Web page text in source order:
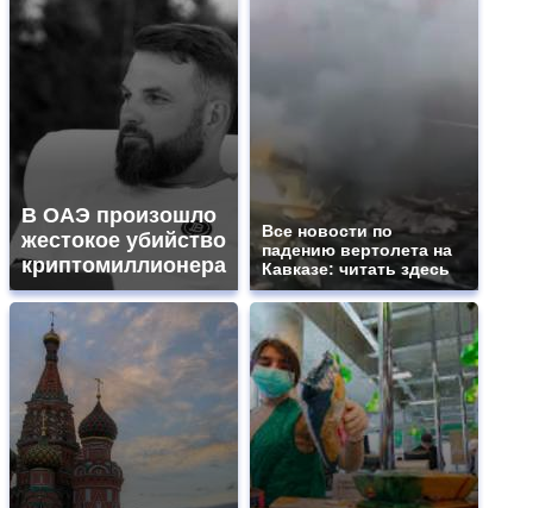
В ОАЭ произошло
жестокое убийство
криптомиллионера
Все новости по
падению вертолета на
Кавказе: читать здесь